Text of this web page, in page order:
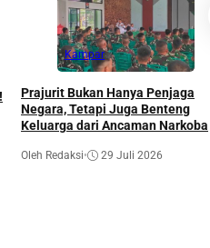
Kampar
Prajurit Bukan Hanya Penjaga
Negara, Tetapi Juga Benteng
Keluarga dari Ancaman Narkoba
Oleh Redaksi• 29 Juli 2026